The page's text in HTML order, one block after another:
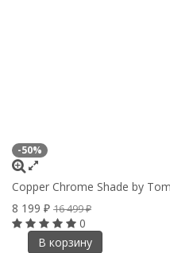
-50%
Copper Сhrome Shade by
8 199 ₽ 16 499₽
0
В корзину